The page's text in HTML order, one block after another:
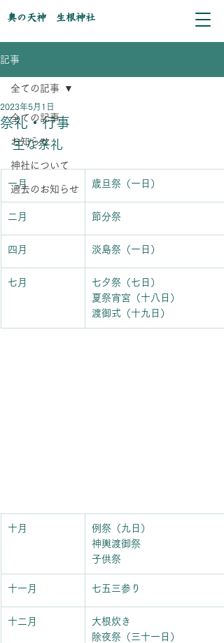
奥の天神 生根神社
記事
全ての記事
お知らせ
神社について
過去のお知らせ
全ての記事
祭礼・行事
2023年5月1日
主な祭礼
一月 歳旦祭（一日）
二月 節分祭
四月 淡島祭（一日）
七月
​七夕祭（七日）
夏祭宵宮（十八日）
渡御式（十九日）
十月
例祭（九日）
神輿渡御祭
子供祭
十一月 ​七五三参り
十二月
​大根炊き
除夜祭（三十一日）